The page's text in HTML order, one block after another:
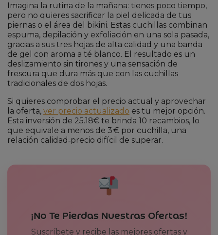
Imagina la rutina de la mañana: tienes poco tiempo,
pero no quieres sacrificar la piel delicada de tus
piernas o el área del bikini. Estas cuchillas combinan
espuma, depilación y exfoliación en una sola pasada,
gracias a sus tres hojas de alta calidad y una banda
de gel con aroma a té blanco. El resultado es un
deslizamiento sin tirones y una sensación de
frescura que dura más que con las cuchillas
tradicionales de dos hojas.
Si quieres comprobar el precio actual y aprovechar
la oferta, ver precio actualizado es tu mejor opción.
Esta inversión de 25.18€ te brinda 10 recambios, lo
que equivale a menos de 3 € por cuchilla, una
relación calidad‑precio difícil de superar.
¡No Te Pierdas Nuestras Ofertas!
Suscríbete y recibe las mejores ofertas y